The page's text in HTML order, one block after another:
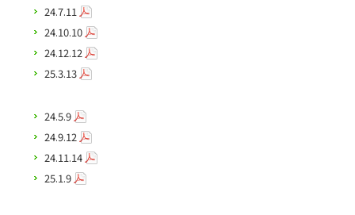
24.7.11
24.10.10
24.12.12
25.3.13
24.5.9
24.9.12
24.11.14
25.1.9